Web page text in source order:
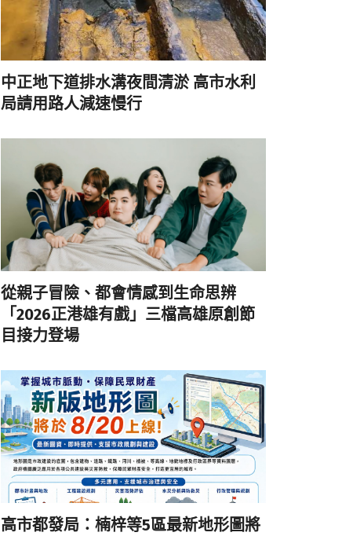
中正地下道排水溝夜間清淤 高市水利
局請用路人減速慢行
從親子冒險、都會情感到生命思辨
「2026正港雄有戲」三檔高雄原創節
目接力登場
高市都發局：楠梓等5區最新地形圖將